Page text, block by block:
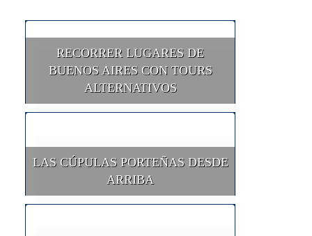
RECORRER LUGARES DE
BUENOS AIRES CON TOURS
ALTERNATIVOS
LAS CÚPULAS PORTEÑAS DESDE
ARRIBA